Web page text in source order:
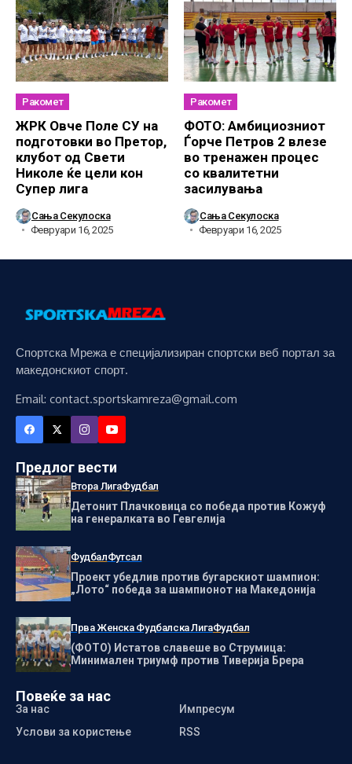
Ракомет
ЖРК Овче Поле СУ на
подготовки во Претор,
клубот од Свети
Николе ќе цели кон
Супер лига
Сања Секулоска
Февруари 16, 2025
Ракомет
ФОТО: Амбициозниот
Ѓорче Петров 2 влезе
во тренажен процес
со квалитетни
засилувања
Сања Секулоска
Февруари 16, 2025
Спортска Мрежа е специјализиран спортски веб портал за
македонскиот спорт.
Email: contact.sportskamreza@gmail.com
Предлог вести
Втора ЛигаФудбал
Детонит Плачковица со победа против Кожуф
на генералката во Гевгелија
ФудбалФутсал
Проект убедлив против бугарскиот шампион:
„Лото“ победа за шампионот на Македонија
Прва Женска Фудбалска ЛигаФудбал
(ФОТО) Истатов славеше во Струмица:
Минимален триумф против Тиверија Брера
Повеќе за нас
За нас
Импресум
Услови за користење
RSS